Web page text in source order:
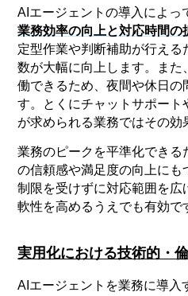
AIエージェントの導入によっ
業務効率の向上と対応時間の
定型作業や判断補助が行え
数が大幅に向上します。また
働できるため、夜間や休日
す。とくにチャットサポート
が求められる業務ではその効
業務のピークを平準化できる
の信頼感や満足度の向上に
制限を受けずに対応範囲を広
軟性を高めるうえでも有効で
実用化における技術的・
AIエージェントを業務に導入